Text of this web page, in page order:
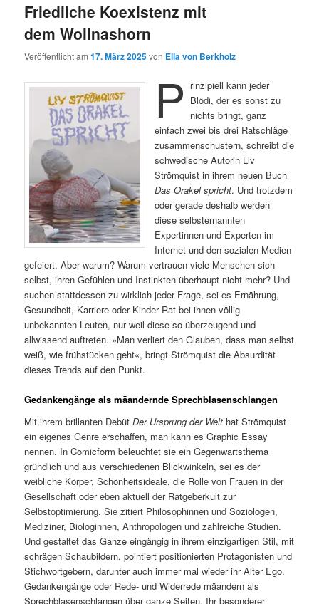
Friedliche Koexistenz mit
dem Wollnashorn
Veröffentlicht am17. März 2025von Ella von Berkholz
P rinzipiell kann jeder
Blödi, der es sonst zu
nichts bringt, ganz
einfach zwei bis drei Ratschläge
zusammenschustern, schreibt die
schwedische Autorin Liv
Strömquist in ihrem neuen Buch
Das Orakel spricht. Und trotzdem
oder gerade deshalb werden
diese selbsternannten
Expertinnen und Experten im
Internet und den sozialen Medien
gefeiert. Aber warum? Warum vertrauen viele Menschen sich
selbst, ihren Gefühlen und Instinkten überhaupt nicht mehr? Und
suchen stattdessen zu wirklich jeder Frage, sei es Ernährung,
Gesundheit, Karriere oder Kinder Rat bei ihnen völlig
unbekannten Leuten, nur weil diese so überzeugend und
allwissend auftreten. »Man verliert den Glauben, dass man selbst
weiß, wie frühstücken geht«, bringt Strömquist die Absurdität
dieses Trends auf den Punkt.
Gedankengänge als mäandernde Sprechblasenschlangen
Mit ihrem brillanten DebütDer Ursprung der Welt hat Strömquist
ein eigenes Genre erschaffen, man kann es Graphic Essay
nennen. In Comicform beleuchtet sie ein Gegenwartsthema
gründlich und aus verschiedenen Blickwinkeln, sei es der
weibliche Körper, Schönheitsideale, die Rolle von Frauen in der
Gesellschaft oder eben aktuell der Ratgeberkult zur
Selbstoptimierung. Sie zitiert Philosophinnen und Soziologen,
Mediziner, Biologinnen, Anthropologen und zahlreiche Studien.
Und gestaltet das Ganze eingängig in ihrem einzigartigen Stil, mit
schrägen Schaubildern, pointiert positionierten Protagonisten und
Stichwortgebern, darunter auch immer mal wieder ihr Alter Ego.
Gedankengänge oder Rede- und Widerrede mäandern als
Sprechblasenschlangen über ganze Seiten. Ihr besonderer